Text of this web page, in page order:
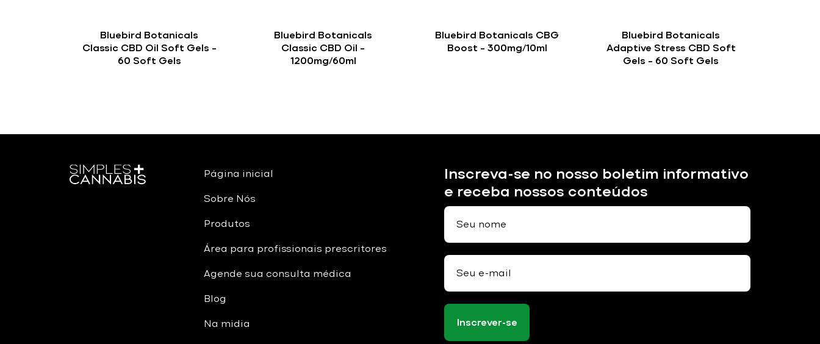
Bluebird Botanicals
Classic CBD Oil Soft Gels –
60 Soft Gels
Bluebird Botanicals
Classic CBD Oil –
1200mg/60ml
Bluebird Botanicals CBG
Boost – 300mg/10ml
Bluebird Botanicals
Adaptive Stress CBD Soft
Gels – 60 Soft Gels
Página inicial
Sobre Nós
Produtos
Área para profissionais prescritores
Agende sua consulta médica
Blog
Na midia
Inscreva-se no nosso boletim informativo
e receba nossos conteúdos
Inscrever-se